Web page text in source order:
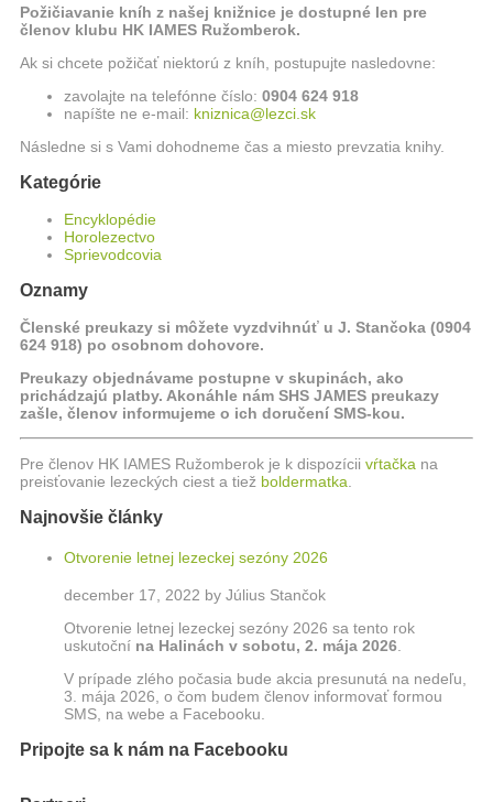
Požičiavanie kníh z našej knižnice je dostupné len pre
členov klubu HK IAMES Ružomberok.
Ak si chcete požičať niektorú z kníh, postupujte nasledovne:
zavolajte na telefónne číslo: 0904 624 918
napíšte ne e-mail: kniznica@lezci.sk
Následne si s Vami dohodneme čas a miesto prevzatia knihy.
Kategórie
Encyklopédie
Horolezectvo
Sprievodcovia
Oznamy
Členské preukazy si môžete vyzdvihnúť u J. Stančoka (0904
624 918) po osobnom dohovore.
Preukazy objednávame postupne v skupinách, ako
prichádzajú platby. Akonáhle nám SHS JAMES preukazy
zašle, členov informujeme o ich doručení SMS-kou.
Pre členov HK IAMES Ružomberok je k dispozícii vŕtačka na
preisťovanie lezeckých ciest a tiež boldermatka
Najnovšie články
Otvorenie letnej lezeckej sezóny 2026
december 17, 2022 by Július Stančok
Otvorenie letnej lezeckej sezóny 2026 sa tento rok
uskutoční na Halinách v sobotu, 2. mája 2026.
V prípade zlého počasia bude akcia presunutá na nedeľu,
3. mája 2026, o čom budem členov informovať formou
SMS, na webe a Facebooku.
Pripojte sa k nám na Facebooku